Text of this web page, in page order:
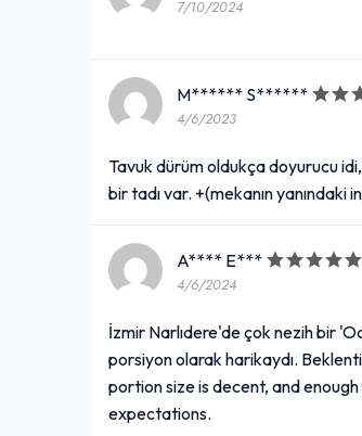
7/10/2024
M****** S******
4/6/2023
Tavuk dürüm oldukça doyurucu
bir tadı var. +(mekanın
A**** E***
4/6/2024
İzmir Narlıdere'de çok nezih bir
porsiyon olarak harikaydı.
portion size is decent, and
expectations.